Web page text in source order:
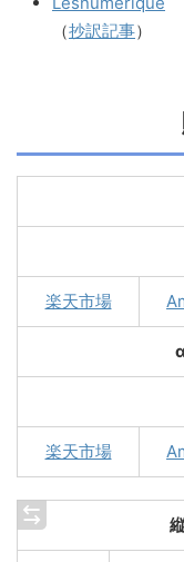
（抄訳記事）
楽天市場
楽天市場